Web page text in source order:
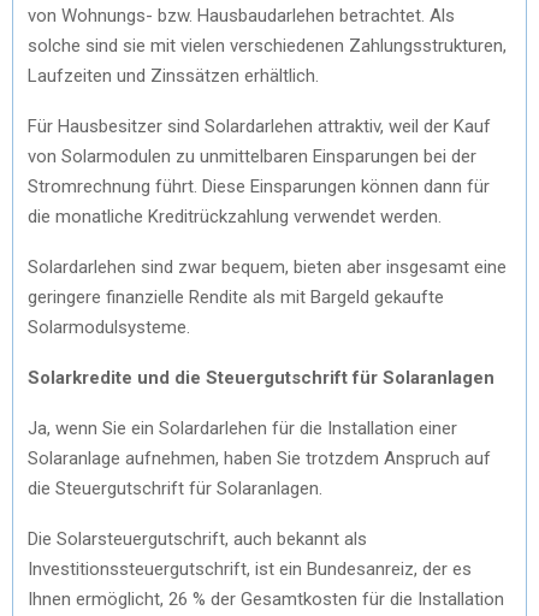
von Wohnungs- bzw. Hausbaudarlehen betrachtet. Als
solche sind sie mit vielen verschiedenen Zahlungsstrukturen,
Laufzeiten und Zinssätzen erhältlich.
Für Hausbesitzer sind Solardarlehen attraktiv, weil der Kauf
von Solarmodulen zu unmittelbaren Einsparungen bei der
Stromrechnung führt. Diese Einsparungen können dann für
die monatliche Kreditrückzahlung verwendet werden.
Solardarlehen sind zwar bequem, bieten aber insgesamt eine
geringere finanzielle Rendite als mit Bargeld gekaufte
Solarmodulsysteme.
Solarkredite und die Steuergutschrift für Solaranlagen
Ja, wenn Sie ein Solardarlehen für die Installation einer
Solaranlage aufnehmen, haben Sie trotzdem Anspruch auf
die Steuergutschrift für Solaranlagen.
Die Solarsteuergutschrift, auch bekannt als
Investitionssteuergutschrift, ist ein Bundesanreiz, der es
Ihnen ermöglicht, 26 % der Gesamtkosten für die Installation